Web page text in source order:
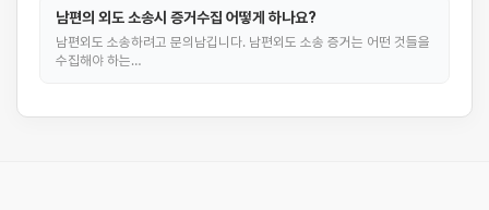
남편의 외도 소송시 증거수집 어떻게 하나요?
남편외도 소송하려고 문의남깁니다. 남편외도 소송 증거는 어떤 것들을
수집해야 하는…